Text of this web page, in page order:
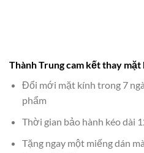
Thành Trung cam kết thay mặt
Đổi mới mặt kính trong 7
phẩm
Thời gian bảo hành kéo dài
Tặng ngay một miếng dán